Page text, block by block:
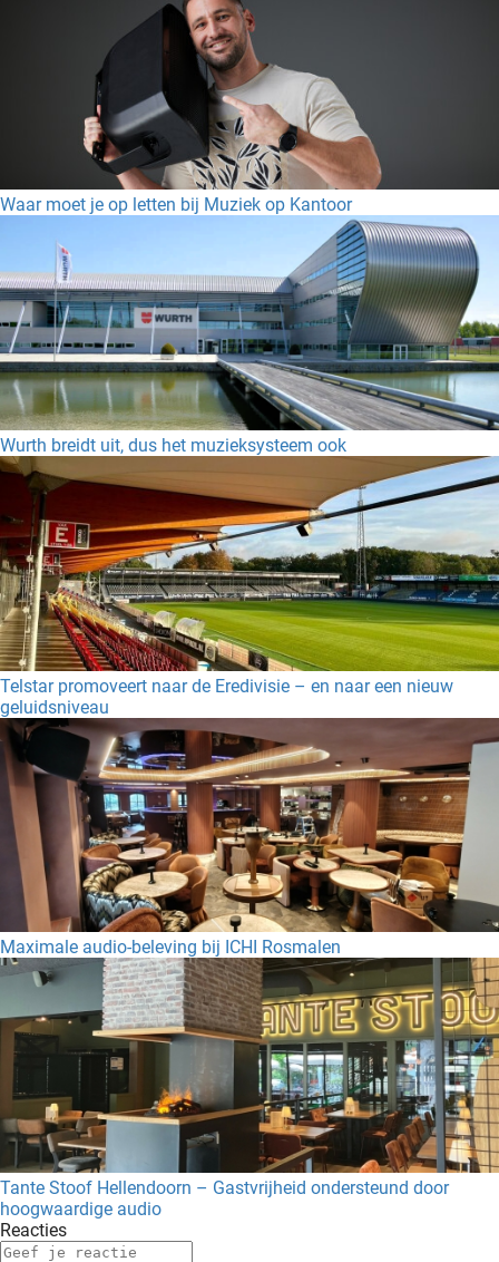
Waar moet je op letten bij Muziek op Kantoor
Wurth breidt uit, dus het muzieksysteem ook
Telstar promoveert naar de Eredivisie – en naar een nieuw
geluidsniveau
Maximale audio-beleving bij ICHI Rosmalen
Tante Stoof Hellendoorn – Gastvrijheid ondersteund door
hoogwaardige audio
Reacties